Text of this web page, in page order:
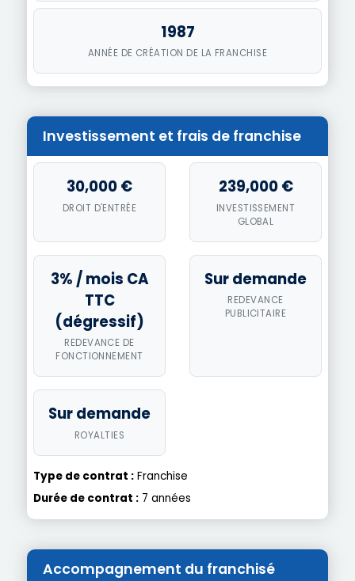
1987
ANNÉE DE CRÉATION DE LA FRANCHISE
Investissement et frais de franchise
30,000 €
DROIT D'ENTRÉE
239,000 €
INVESTISSEMENT
GLOBAL
3% / mois CA
TTC
(dégressif)
REDEVANCE DE
FONCTIONNEMENT
Sur demande
REDEVANCE
PUBLICITAIRE
Sur demande
ROYALTIES
Type de contrat : Franchise
Durée de contrat : 7 années
Accompagnement du franchisé